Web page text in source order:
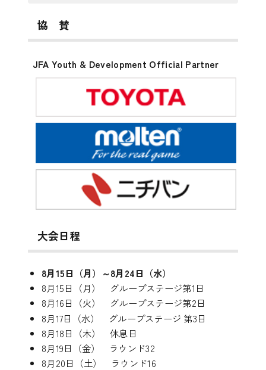
協 賛
JFA Youth & Development Official Partner
大会日程
8月15日（月）～8月24日（水）
8月15日（月） グループステージ第1日
8月16日（火） グループステージ第2日
8月17日（水） グループステージ 第3日
8月18日（木） 休息日
8月19日（金） ラウンド32
8月20日（土） ラウンド16